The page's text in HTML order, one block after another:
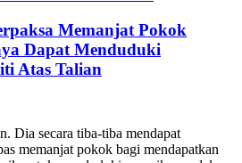
Memanjat Pokok
Dapat Menduduki
Atas Talian
Dia secara tiba-tiba mendapat
memanjat pokok bagi mendapatkan